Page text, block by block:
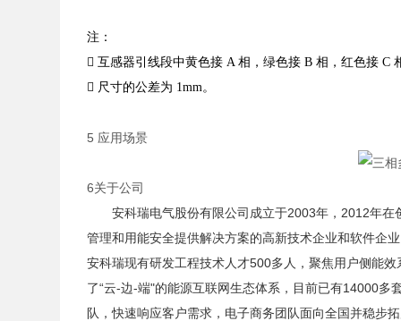
注：
互感器引线段中黄色接A相，绿色接B相，红色接C
 尺寸的公差为 1mm。
5 应用场景
6关于公司
安科瑞电气股份有限公司成立于2003年，2012年
管理和用能安全提供解决方案的高新技术企业和软件企
安科瑞现有研发工程技术人才500多人，聚焦用户侧能
了“云-边-端"的能源互联网生态体系，目前已有14000
队，快速响应客户需求，电子商务团队面向全国并稳步